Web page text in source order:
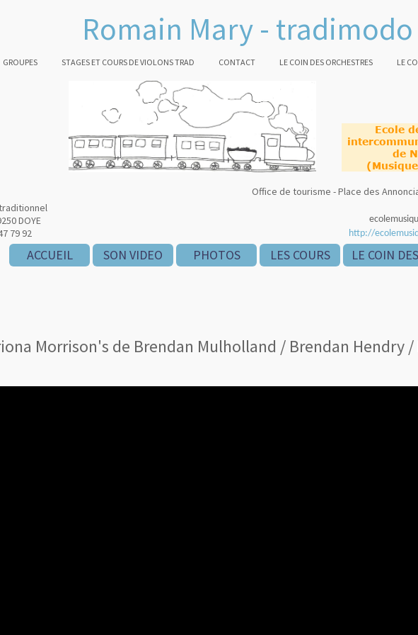
Romain Mary - tradimodo
GROUPES STAGES ET COURS DE VIOLONS TRAD CONTACT LE COIN DES ORCHESTRES LE
Ecole
de
Office de tourisme - Place des
http://
DOYE
79 92
ACCUEIL SON VIDEO LES COURS
PHOTOS LE COIN
Morrison's de Brendan Mulholland / Brendan Hendry /